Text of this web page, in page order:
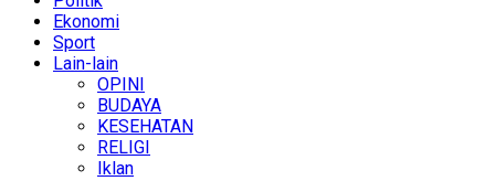
Ekonomi
Sport
Lain-lain
OPINI
BUDAYA
KESEHATAN
RELIGI
Iklan